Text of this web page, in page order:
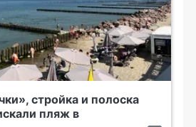
стройка и полоска
пляж в